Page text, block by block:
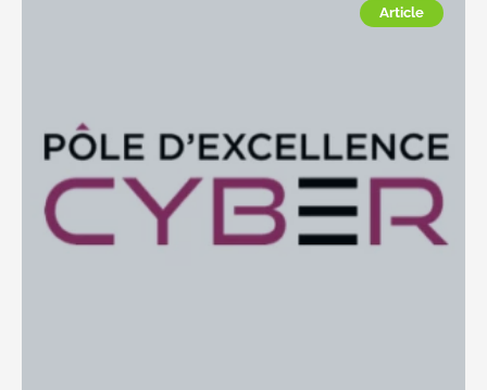
Article